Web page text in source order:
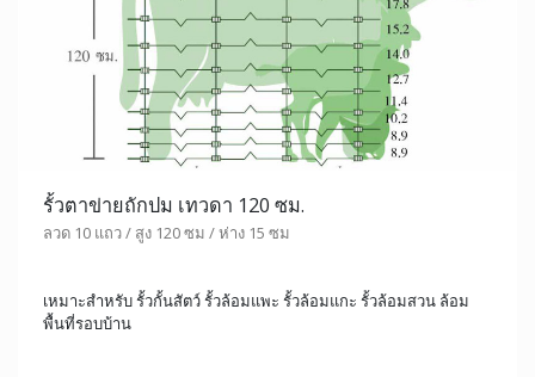
รั้วตาข่ายถักปม เทวดา 120 ซม.
ลวด 10 แถว / สูง 120 ซม / ห่าง 15 ซม
เหมาะสำหรับ รั้วกั้นสัตว์ รั้วล้อมแพะ รั้วล้อมแกะ รั้วล้อมสวน ล้อม
พื้นที่รอบบ้าน